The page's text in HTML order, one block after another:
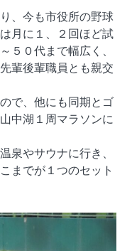
、今も市役所の野球
月に１、２回ほど試
５０代まで幅広く、
輩後輩職員とも親交
で、他にも同期とゴ
中湖１周マラソンに
泉やサウナに行き、
までが１つのセット